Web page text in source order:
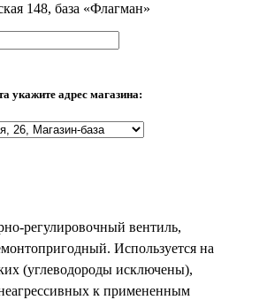
товара
148, база «Флагман»
укажите адрес магазина:
регулировочный вентиль,
. Используется на
(углеводороды исключены),
к примененным